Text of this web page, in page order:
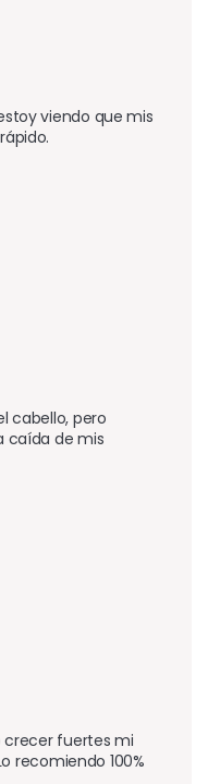
viendo que mis
cabello, pero
caída de mis
crecer fuertes mi
recomiendo 100%